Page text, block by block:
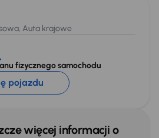
Auta krajowe
fizycznego samochodu
pojazdu
więcej informacji o